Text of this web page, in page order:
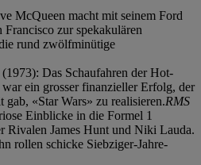
McQueen macht mit seinem Ford
Francisco zur spekakulären
rund zwölfminütige
Das Schaufahren der Hot-
ein grosser finanzieller Erfolg, der
«Star Wars» zu realisieren.RMS
Einblicke in die Formel 1
Rivalen James Hunt und Niki Lauda.
rollen schicke Siebziger-Jahre-